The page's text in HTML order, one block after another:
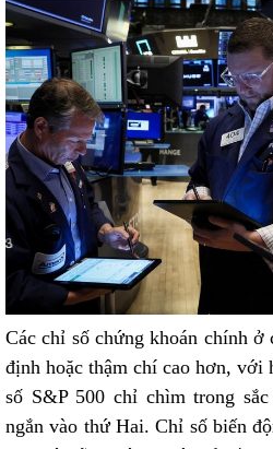
Các chỉ số chứng khoán chính
định hoặc thậm chí cao hơn, với
số S&P 500 chỉ chìm trong
ngắn vào thứ Hai. Chỉ số biến